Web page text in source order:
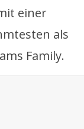
einer
als
Family.